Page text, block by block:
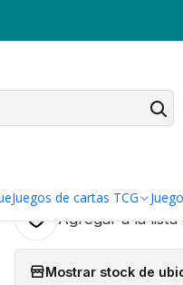
Juegos de cartas TCG
MYL
LA LLAMA
AMATISTA
Agregar a la
Mostrar stock de